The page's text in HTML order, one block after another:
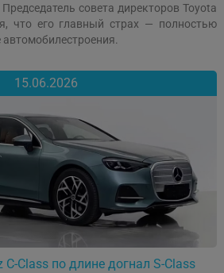
совета директоров Toyota
что его главный страх — полностью
15.06.2026
Class по длине догнал S-Class